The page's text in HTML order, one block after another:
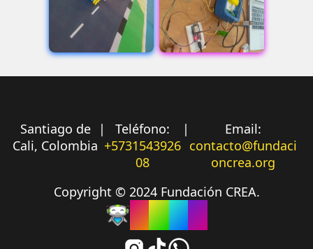
Santiago de
Cali, Colombia
|
Teléfono:
+5731543926
08
|
Email:
contacto@fundaci
oncrea.org
Copyright © 2024 Fundación CREA.
CREA
Sigue a CREA en Instagram
Sigue a CREA en TikTok
Envíale un mensaje a